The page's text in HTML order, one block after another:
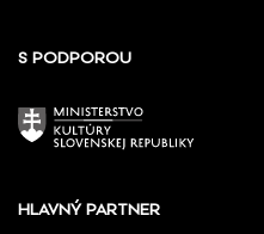
S PODPOROU
HLAVNÝ PARTNER